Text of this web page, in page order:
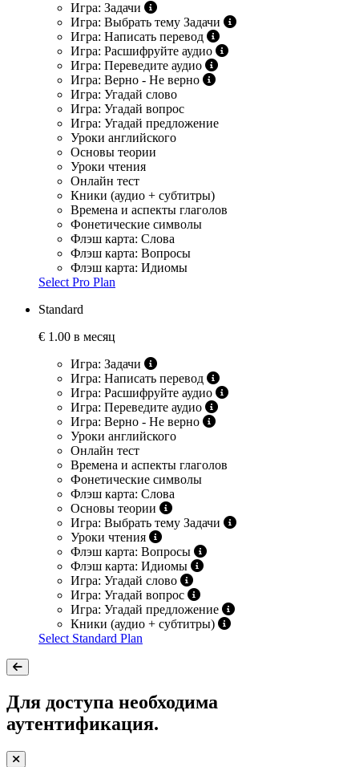
Игра: Задачи
Игра: Выбрать тему Задачи
Игра: Написать перевод
Игра: Расшифруйте аудио
Игра: Переведите аудио
Игра: Верно - Не верно
Игра: Угадай слово
Игра: Угадай вопрос
Игра: Угадай предложение
Уроки английского
Основы теории
Уроки чтения
Онлайн тест
Кники (аудио + субтитры)
Времена и аспекты глаголов
Фонетические символы
Флэш карта: Слова
Флэш карта: Вопросы
Флэш карта: Идиомы
Select Pro Plan
Standard
€ 1.00 в месяц
Игра: Задачи
Игра: Написать перевод
Игра: Расшифруйте аудио
Игра: Переведите аудио
Игра: Верно - Не верно
Уроки английского
Онлайн тест
Времена и аспекты глаголов
Фонетические символы
Флэш карта: Слова
Основы теории
Игра: Выбрать тему Задачи
Уроки чтения
Флэш карта: Вопросы
Флэш карта: Идиомы
Игра: Угадай слово
Игра: Угадай вопрос
Игра: Угадай предложение
Кники (аудио + субтитры)
Select Standard Plan
Для доступа необходима
аутентификация.